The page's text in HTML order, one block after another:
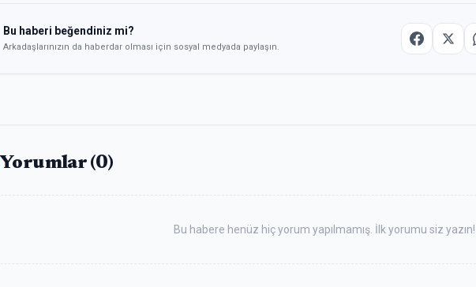
Bu haberi beğendiniz mi?
Arkadaşlarınızın da haberdar olması için sosyal medyada paylaşın.
Yorumlar (0)
Bu habere henüz hiç yorum yapılmamış. İlk yorumu siz yazın!